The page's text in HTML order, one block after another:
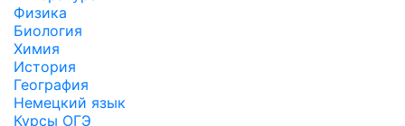
Физика
Биология
Химия
История
География
Немецкий язык
Курсы ОГЭ